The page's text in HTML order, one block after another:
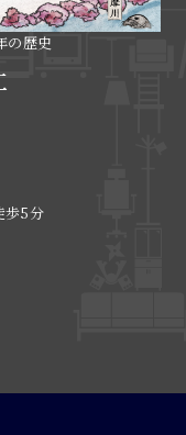
の歴史
歩5分